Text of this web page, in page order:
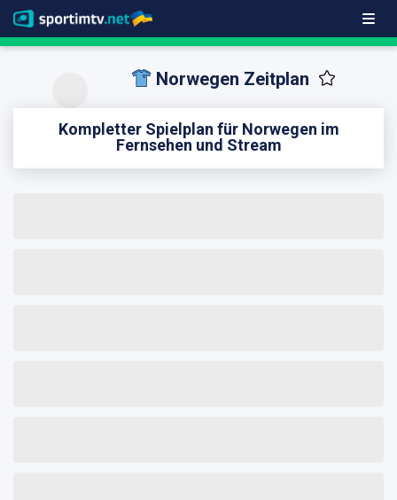
Norwegen Zeitplan
Kompletter Spielplan für Norwegen im
Fernsehen und Stream